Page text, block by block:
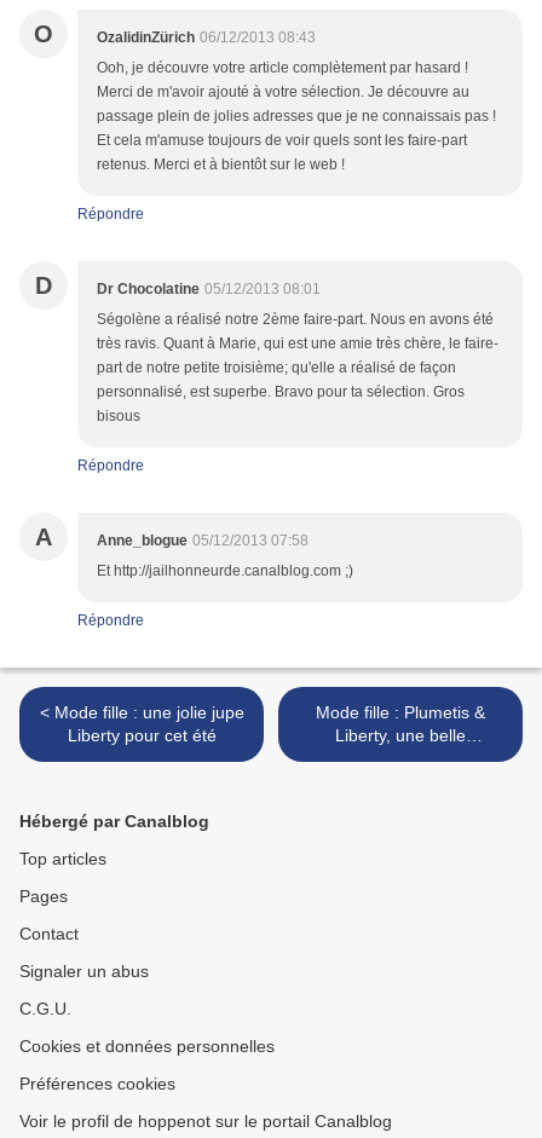
O OzalidinZürich 06/12/2013 08:43
Ooh, je découvre votre article complètement par hasard !
Merci de m'avoir ajouté à votre sélection. Je découvre au
passage plein de jolies adresses que je ne connaissais pas !
Et cela m'amuse toujours de voir quels sont les faire-part
retenus. Merci et à bientôt sur le web !
Répondre
D Dr Chocolatine 05/12/2013 08:01
Ségolène a réalisé notre 2ème faire-part. Nous en avons été
très ravis. Quant à Marie, qui est une amie très chère, le faire-
part de notre petite troisième; qu'elle a réalisé de façon
personnalisé, est superbe. Bravo pour ta sélection. Gros
bisous
Répondre
A Anne_blogue 05/12/2013 07:58
Et http://jailhonneurde.canalblog.com ;)
Répondre
< Mode fille : une jolie jupe
Liberty pour cet été
Mode fille : Plumetis &
Liberty, une belle
association qui fait
Hébergé par Canalblog
Top articles
Pages
Contact
Signaler un abus
C.G.U.
Cookies et données personnelles
Préférences cookies
Voir le profil de hoppenot sur le portail Canalblog